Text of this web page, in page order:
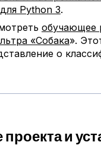
Python 3.
обучающее
«Собака».
о
и